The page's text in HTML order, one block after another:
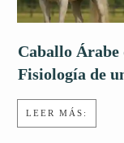
Caballo Árabe
Fisiología de
LEER MÁS: